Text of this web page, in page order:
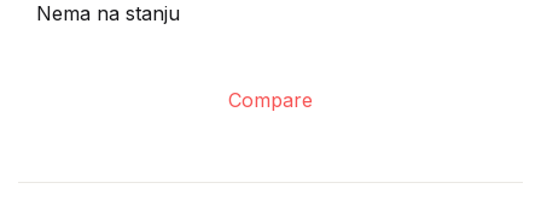
Nema na stanju
Compare